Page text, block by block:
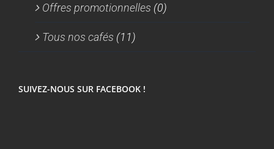
Offres promotionnelles (0)
Tous nos cafés (11)
SUIVEZ-NOUS SUR FACEBOOK !